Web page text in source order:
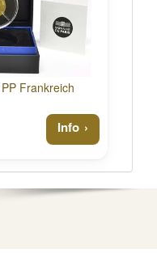
Frankreich
Info